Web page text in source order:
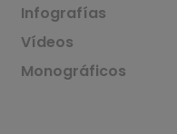
Infografías
Vídeos
Monográficos